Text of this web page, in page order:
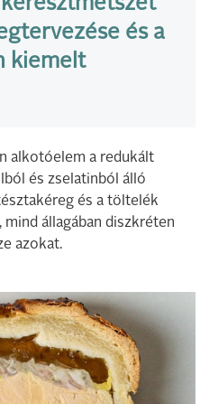
és a
kiemelt
alkotóelem a redukált
és zselatinból álló
és a töltelék
állagában diszkréten
azokat.